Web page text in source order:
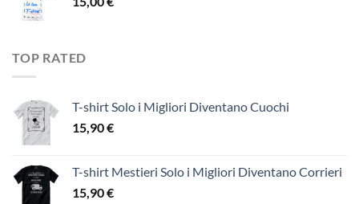
TOP RATED
T-shirt Solo i Migliori Diventano Cuochi
15,90€
T-shirt Mestieri Solo i Migliori Diventano Corrieri
15,90€